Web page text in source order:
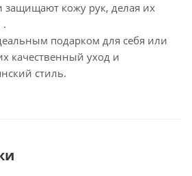
защищают кожу рук, делая их
.
подарком для себя или
качественный уход и
стиль.